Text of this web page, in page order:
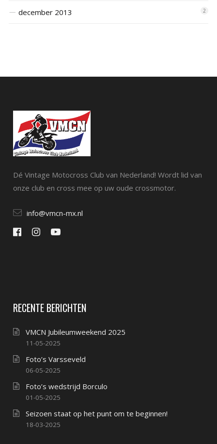
december 2013 2
Dé Vintage Motocross Club van Nederland! Wordt lid van
onze club en cross mee op uw oude crossmotor.
info@vmcn-mx.nl
RECENTE BERICHTEN
VMCN Jubileumweekend 2025
11-05-2025
Foto’s Varsseveld
06-05-2025
Foto’s wedstrijd Borculo
01-05-2025
Seizoen staat op het punt om te beginnen!
18-03-2025